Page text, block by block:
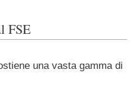
FSE
una vasta gamma di